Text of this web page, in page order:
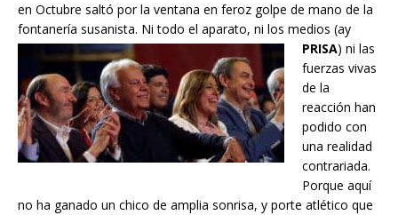
en Octubre saltó por la ventana en feroz golpe de mano de la
fontanería susanista. Ni todo el aparato, ni los medios (ay
PRISA) ni las
fuerzas vivas
de la
reacción han
podido con
una realidad
contrariada.
Porque aquí
no ha ganado un chico de amplia sonrisa, y porte atlético que